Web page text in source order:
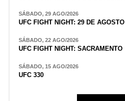
SÁBADO, 29 AGO/2026
UFC FIGHT NIGHT: 29 DE AGOSTO
SÁBADO, 22 AGO/2026
UFC FIGHT NIGHT: SACRAMENTO
SÁBADO, 15 AGO/2026
UFC 330